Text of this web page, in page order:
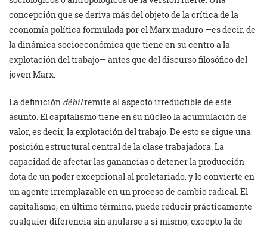
concepción que se deriva más del objeto de la crítica de la
economía política formulada por el Marx maduro —es decir, de
la dinámica socioeconómica que tiene en su centro a la
explotación del trabajo— antes que del discurso filosófico del
joven Marx.
La definición débilremite al aspecto irreductible de este
asunto. El capitalismo tiene en su núcleo la acumulación de
valor, es decir, la explotación del trabajo. De esto se sigue una
posición estructural central de la clase trabajadora. La
capacidad de afectar las ganancias o detener la producción
dota de un poder excepcional al proletariado, y lo convierte en
un agente irremplazable en un proceso de cambio radical. El
capitalismo, en último término, puede reducir prácticamente
cualquier diferencia sin anularse a sí mismo, excepto la de